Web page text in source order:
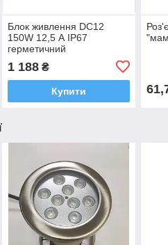
Блок живлення DC12
150W 12,5 А IP67
герметичний
1 188₴
Купити